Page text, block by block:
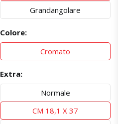
Grandangolare
Colore:
Cromato
Extra:
Normale
CM 18,1 X 37